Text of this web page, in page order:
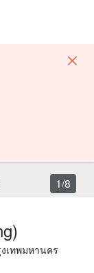
เทพมหานคร
1/8